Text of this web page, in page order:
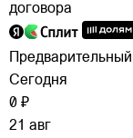
договора
Сегодня
0 ₽
21 авг